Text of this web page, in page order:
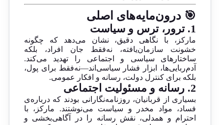
🎯 درون‌مایه‌های اصلی
1. ترور، ترس و سیاست
مارکز، با نگاهی دقیق، نشان می‌دهد که چگونه
خشونت سازمان‌یافته، نه‌فقط جان افراد، بلکه
ساختارهای سیاسی و اجتماعی را تهدید می‌کند.
آدم‌ربایی‌ها، ابزار فشار سیاسی‌اند—نه‌فقط برای پول،
بلکه برای کنترل دولت، رسانه و افکار عمومی.
2. رسانه و مسئولیت اجتماعی
بسیاری از قربانیان، روزنامه‌نگارانی بودند که درباره‌ی
فساد، مواد مخدر و سیاست می‌نوشتند. مارکز، با
احترام و همدلی، نقش رسانه را در آگاهی‌بخشی و